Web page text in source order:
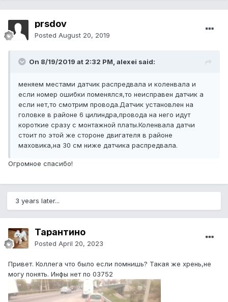
prsdov
Posted August 20, 2019
On 8/19/2019 at 2:32 PM, alexei said:
меняем местами датчик распредвала и коленвала и
если номер ошибки поменялся,то неисправен датчик а
если нет,то смотрим провода.Датчик установлен на
головке в районе 6 цилиндра,провода на него идут
короткие сразу с монтажной платы.Коленвала датчи
стоит по этой же стороне двигателя в районе
маховика,на 30 см ниже датчика распредвала.
Огромное спасибо!
3 years later...
Тарантино
Posted April 20, 2023
Привет. Коллега что было если помнишь? Такая же хрень,не
могу понять. Инфы нет по 03752